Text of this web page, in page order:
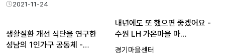
2021-11-24
내년에도 또 했으면 좋겠어요 -
수원 LH 가온마을 마…
경기마을센터
생활질환 개선 식단을 연구한
성남의 1인가구 공동체 -…